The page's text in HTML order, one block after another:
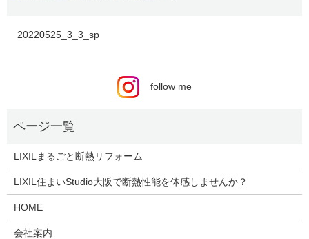
20220525_3_3_sp
follow me
LIXILまるごと断熱リフォーム
LIXIL住まいStudio大阪で断熱性能を体感しませんか？
HOME
会社案内